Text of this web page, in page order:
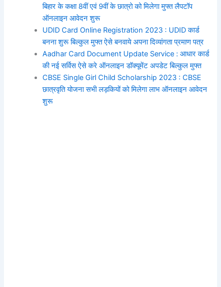
बिहार के कक्षा 8वीं एवं 9वीं के छात्रो को मिलेगा मुफ्त लैपटॉप
ऑनलाइन आवेदन शुरू
UDID Card Online Registration 2023 : UDID कार्ड
बनना शुरू बिल्कुल मुफ्त ऐसे बनवाये अपना दिव्यांगता प्रमाण पत्र
Aadhar Card Document Update Service : आधार कार्ड
की नई सर्विस ऐसे करे ऑनलाइन डॉक्यूमेंट अपडेट बिल्कुल मुफ्त
CBSE Single Girl Child Scholarship 2023 : CBSE
छात्रवृति योजना सभी लड़कियों को मिलेगा लाभ ऑनलाइन आवेदन
शुरू